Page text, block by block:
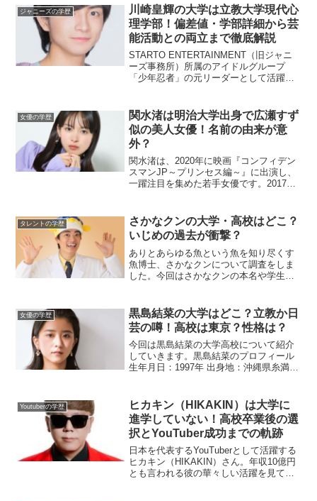
ジャニーズの学歴
川崎皇輝の大学は立教大学現代心
理学部！偏差値・学部詳細から芸
能活動との両立まで徹底解説
STARTO ENTERTAINMENT（旧ジャニ
ーズ事務所）所属のアイドルグループ
「少年忍者」の元リーダーとして活躍し
を広げています。本記事では、川崎皇輝
さんが通...
女優の学歴
関水渚は明治大学出身で広瀬すず
似の美人女優！名前の由来が意
外？
関水渚は、2020年に映画『コンフィデン
スマンJP～プリンセス編～』に出演し、
一躍注目を集めた若手女優です。2017年
活動。2019年には演技未経験にも関わら
ず、映画...
タレントの学歴
さかなクンの大学・高校はどこ？
いじめの過去が衝撃？
ありとあらゆる魚という魚を知り尽くす
魚博士、さかなクンについて調査をしま
した。今回はさかなクンの本名や学生時
もまとめているので、この記事を読めば
さかなクンの人柄について...
女優の学歴
黒島結菜の大学はどこ？立教か日
芸の噂！高校は東京？性格は？
今回は黒島結菜の大学高校について紹介
していきます。黒島結菜のプロフィール
生年月日：1997年 出身地：沖縄県糸満市
はどこ？日芸？黒島結菜の出身大学は日
本大...
Youtuberの学歴
ヒカキン（HIKAKIN）は大学に
進学していない！高校卒業後の選
択とYouTuber成功までの軌跡
日本を代表するYouTuberとして活躍する
ヒカキン（HIKAKIN）さん。年収10億円
とも言われる彼の華々しい活躍を見て、